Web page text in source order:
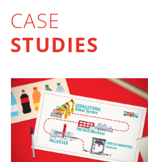
CASE
STUDIES